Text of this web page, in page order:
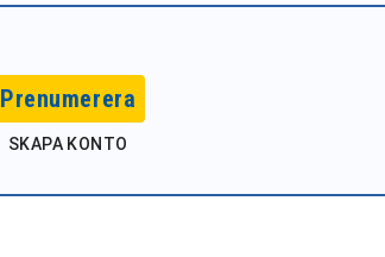
Prenumerera
SKAPA KONTO